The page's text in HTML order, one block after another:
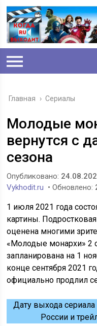
Главная › Сериалы
Молодые
вернутся с
сезона
Опубликовано:
Vykhodit.ru • Обновлено:
1 июля 2021 года
картины.
оценена многими
«Молодые монархи» 2
запланирована на 1
конце сентября 2021
официально продлил
Дату выхода
России и